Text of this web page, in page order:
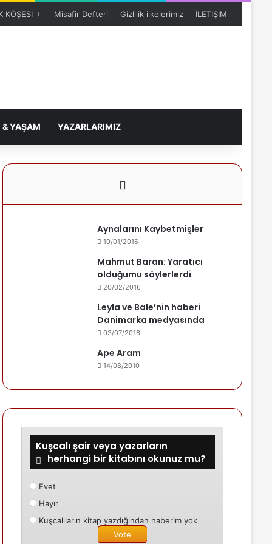
KÖŞESİ Misafir Defteri Gizlilik ilkelerimiz İLETİŞİM
YAŞAM YAZARLARIMIZ
Aynalarını Kaybetmişler
10/01/2016
Mahmut Baran: Yaratıcı
olduğumu söylerlerdi
20/02/2016
Leyla ve Bale’nin haberi
Danimarka medyasında
03/07/2016
Ape Aram
14/08/2010
Kuşcalı şair veya yazarların
herhangi bir kitabını okunuz mu?
Evet
Hayır
Kuşcalıların kitap yazdığından haberim yok